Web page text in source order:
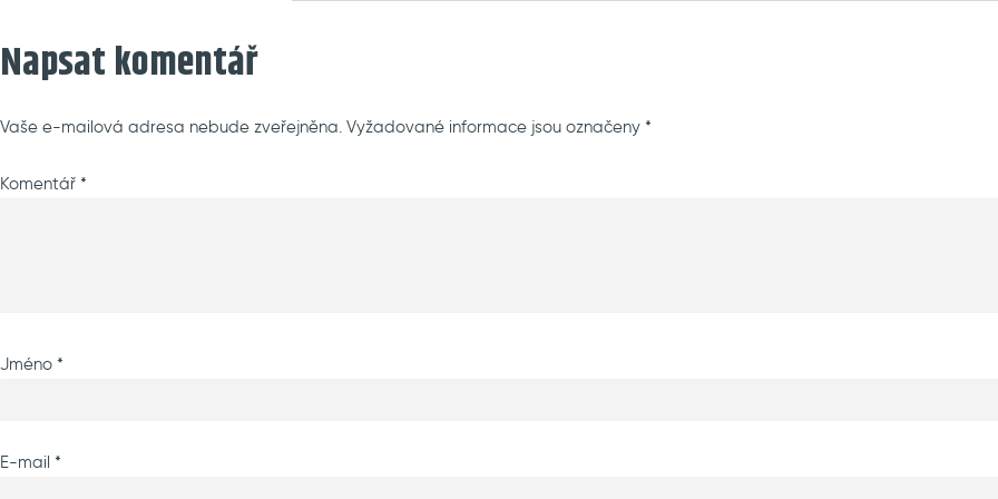
Napsat komentář
Vaše e-mailová adresa nebude zveřejněna. Vyžadované informace jsou označeny *
Komentář *
Jméno *
E-mail *